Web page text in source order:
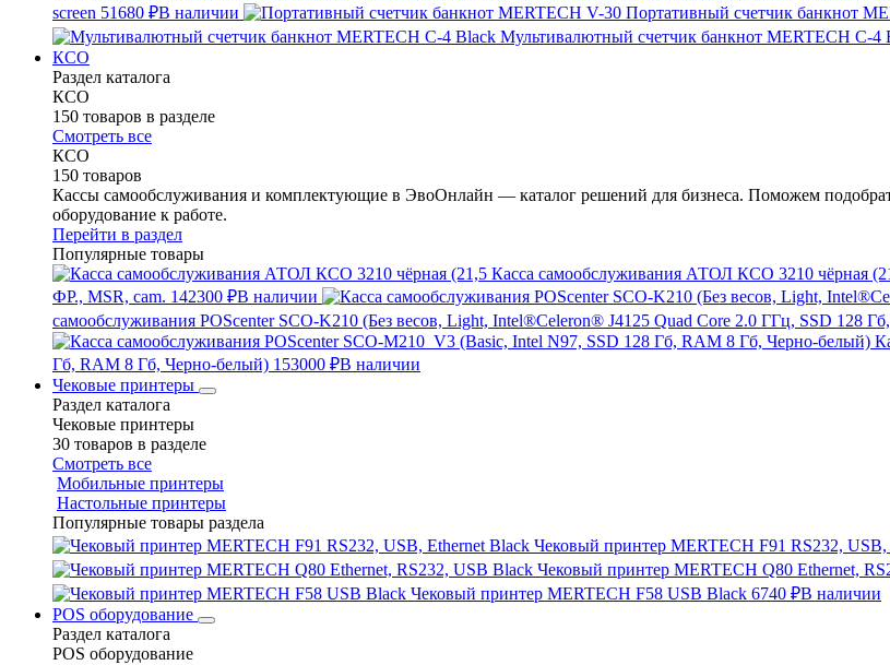
screen 51680 ₽В наличии Портативный счетчик банкнот
Мультивалютный счетчик банкнот MERTECH C-4
КСО
Раздел каталога
КСО
150 товаров в разделе
Смотреть все
КСО
150 товаров
Кассы самообслуживания и комплектующие в ЭвоОнлайн — каталог решений для бизнеса. Поможем
оборудование к работе.
Перейти в раздел
Популярные товары
Касса самообслуживания АТОЛ КСО 3210 чёрная
ФР., MSR, cam. 142300 ₽В наличии
самообслуживания POScenter SCO-K210 (Без весов, Light, Intel®Celeron® J4125 Quad Core 2.0 ГГц, SSD 128
Гб, RAM 8 Гб, Черно-белый) 153000 ₽В наличии
Чековые принтеры
Раздел каталога
Чековые принтеры
30 товаров в разделе
Смотреть все
Мобильные принтеры
Настольные принтеры
Популярные товары раздела
Чековый принтер MERTECH F91 RS232, USB,
Чековый принтер MERTECH Q80 Ethernet,
Чековый принтер MERTECH F58 USB Black 6740 ₽В наличии
POS оборудование
Раздел каталога
POS оборудование